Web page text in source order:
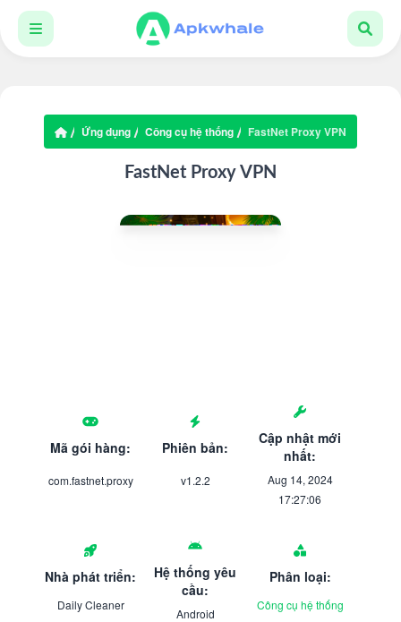
Ứng dụng Công cụ hệ thống FastNet Proxy VPN
FastNet Proxy VPN
Mã gói hàng:
com.fastnet.proxy
Phiên bản:
v1.2.2
Cập nhật mới
nhất:
Aug 14, 2024
17:27:06
Nhà phát triển:
Daily Cleaner
Hệ thống yêu
cầu:
Android
Phân loại:
Công cụ hệ thống